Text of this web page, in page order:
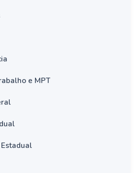
e MPT